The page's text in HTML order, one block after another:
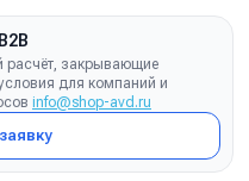
расчёт, закрывающие
для компаний и
info@shop-avd.ru